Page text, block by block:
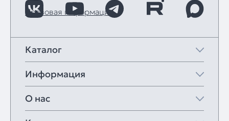
Правовая информация
Каталог
Информация
О нас